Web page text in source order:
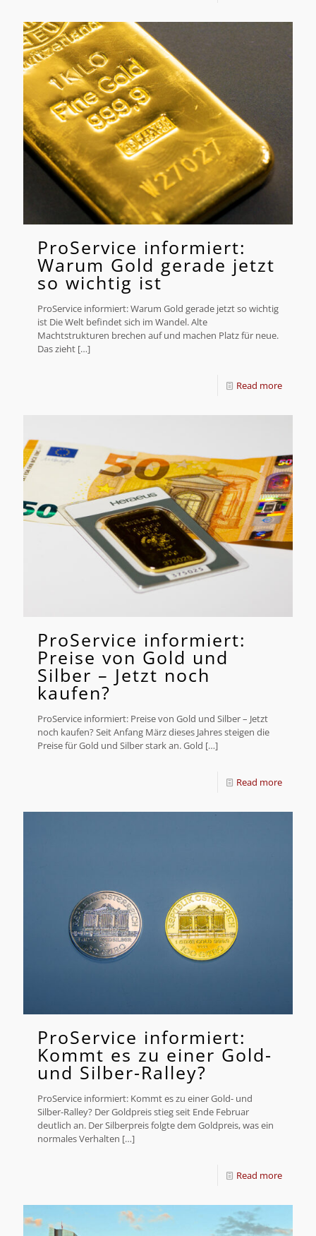
ProService informiert:
Warum Gold gerade jetzt
so wichtig ist
ProService informiert: Warum Gold gerade jetzt so wichtig
ist Die Welt befindet sich im Wandel. Alte
Machtstrukturen brechen auf und machen Platz für neue.
Das zieht […]
Read more
ProService informiert:
Preise von Gold und
Silber – Jetzt noch
kaufen?
ProService informiert: Preise von Gold und Silber – Jetzt
noch kaufen? Seit Anfang März dieses Jahres steigen die
Preise für Gold und Silber stark an. Gold […]
Read more
ProService informiert:
Kommt es zu einer Gold-
und Silber-Ralley?
ProService informiert: Kommt es zu einer Gold- und
Silber-Ralley? Der Goldpreis stieg seit Ende Februar
deutlich an. Der Silberpreis folgte dem Goldpreis, was ein
normales Verhalten […]
Read more